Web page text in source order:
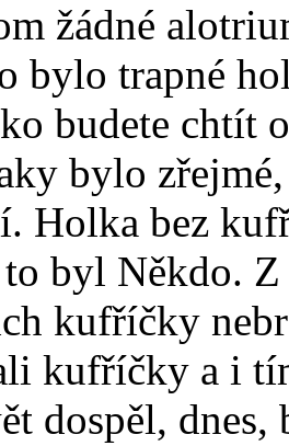
žádné
bylo trapné
budete chtít
bylo
Holka bez
byl Někdo.
kufříčky
kufříčky a i
dospěl,